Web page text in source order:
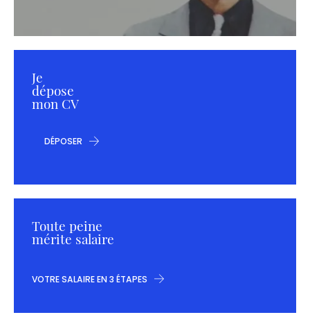
Je
dépose
mon CV
DÉPOSER
Toute peine
mérite salaire
VOTRE SALAIRE EN 3 ÉTAPES